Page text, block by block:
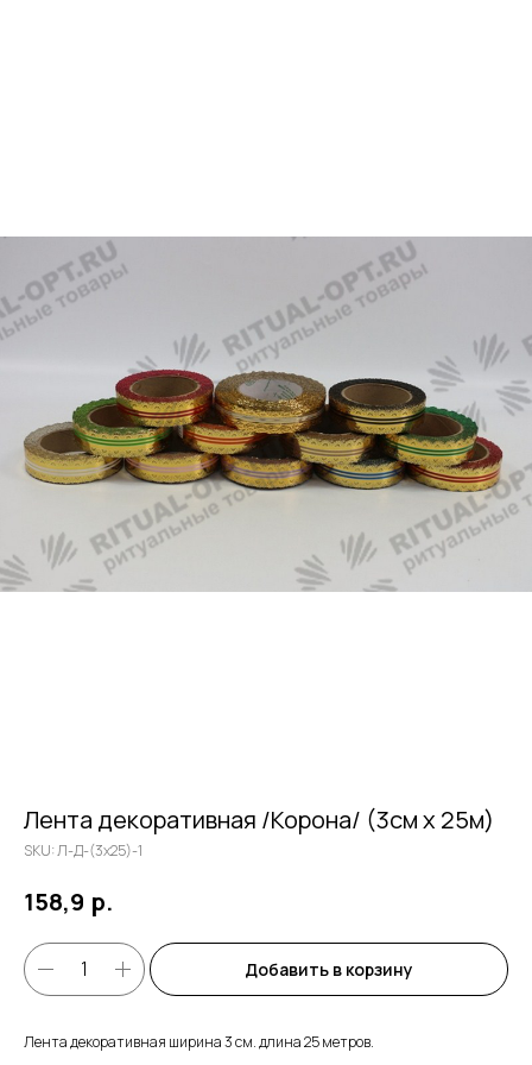
Лента декоративная /Корона/ (3см х 25м)
SKU:Л-Д-(3х25)-1
158,9 р.
Добавить в корзину
Лента декоративная ширина 3 см. длина 25 метров.